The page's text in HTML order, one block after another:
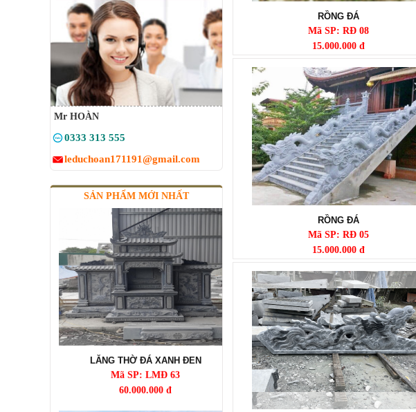
Mr HOÀN
0333 313 555
leduchoan171191@gmail.com
SẢN PHẨM MỚI NHẤT
MỘ ĐÁ BA MÁI XANH RÊU
60.000.000 đ
LĂNG THỜ ĐÁ XANH ĐEN
Mã SP: LMĐ 63
60.000.000 đ
RỒNG ĐÁ
Mã SP: RĐ 08
15.000.000 đ
RỒNG ĐÁ
Mã SP: RĐ 05
15.000.000 đ